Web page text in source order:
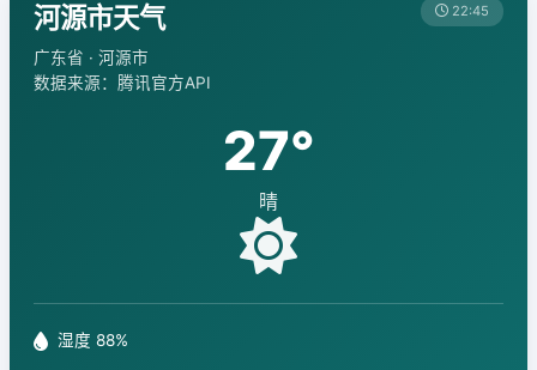
河源市天气
广东省 · 河源市
数据来源：腾讯官方API
22:45
27°
晴
湿度 88%